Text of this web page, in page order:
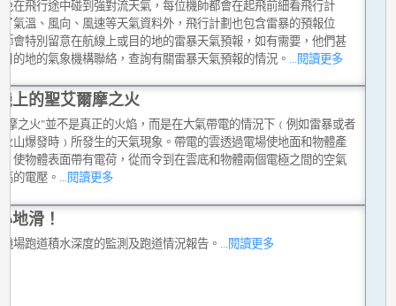
在飛行途中碰到強對流天氣，每位機師都會在起飛前細看飛行計
氣溫、風向、風速等天氣資料外，飛行計劃也包含雷暴的預報位
會特別留意在航線上或目的地的雷暴天氣預報，如有需要，他們甚
的地的氣象機構聯絡，查詢有關雷暴天氣預報的情況。
...閱讀更多
上的聖艾爾摩之火
摩之火"並不是真正的火焰，而是在大氣帶電的情況下﹙例如雷暴或者
山爆發時﹚所發生的天氣現象。帶電的雲透過電場使地面和物體產
使物體表面帶有電荷，從而令到在雲底和物體兩個電極之間的空氣
的電壓。 ...閱讀更多
地滑！
場跑道積水深度的監測及跑道情況報告。 ...閱讀更多